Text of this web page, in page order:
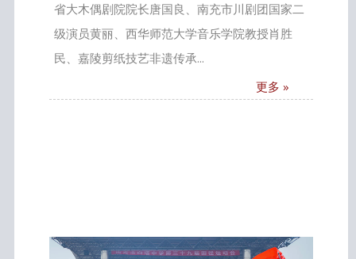
省大木偶剧院院长唐国良、南充市川剧团国家二
级演员黄丽、西华师范大学音乐学院教授肖胜
民、嘉陵剪纸技艺非遗传承...
更多 »